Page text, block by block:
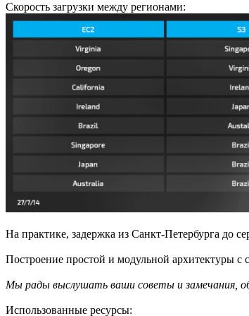
Скорость загрузки между регионами:
На практике, задержка из Санкт-Петербурга до
Построение простой и модульной архитектуры с
Мы рады выслушать ваши советы и замечания,
Использованные ресурсы: